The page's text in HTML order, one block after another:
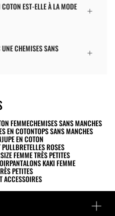
EST-ELLE À LA MODE
CHEMISES SANS
FEMMECHEMISES SANS MANCHES
EN COTONTOPS SANS MANCHES
JUPE EN COTON
PULLBRETELLES ROSES
FEMME TRÈS PETITES
PANTALONS KAKI FEMME
PETITES
ACCESSOIRES